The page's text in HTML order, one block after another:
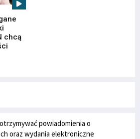
chcą
powiadomienia o
oraz wydania elektroniczne